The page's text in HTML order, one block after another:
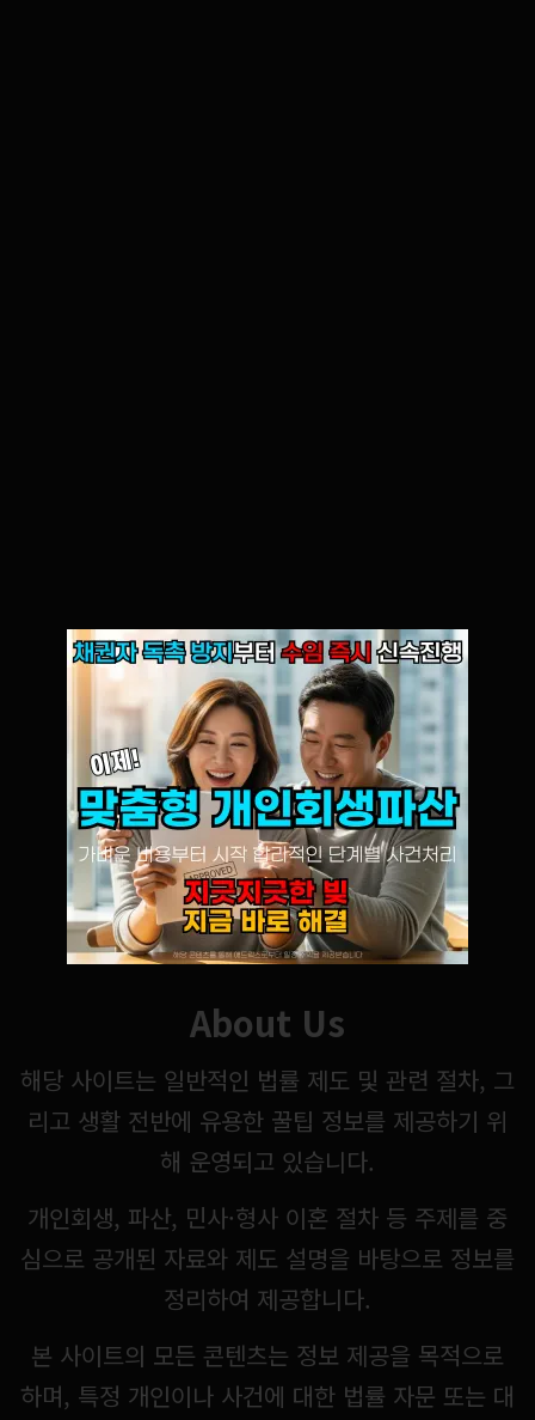
About Us
해당 사이트는 일반적인 법률 제도 및 관련 절차, 그
리고 생활 전반에 유용한 꿀팁 정보를 제공하기 위
해 운영되고 있습니다.
개인회생, 파산, 민사·형사 이혼 절차 등 주제를 중
심으로 공개된 자료와 제도 설명을 바탕으로 정보를
정리하여 제공합니다.
본 사이트의 모든 콘텐츠는 정보 제공을 목적으로
하며, 특정 개인이나 사건에 대한 법률 자문 또는 대